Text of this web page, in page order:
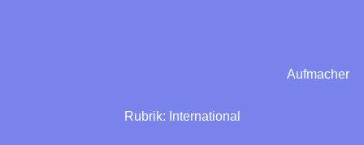
Rubrik: International
Aufmacher